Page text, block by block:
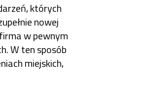
których
nowej
w pewnym
W ten sposób
miejskich,